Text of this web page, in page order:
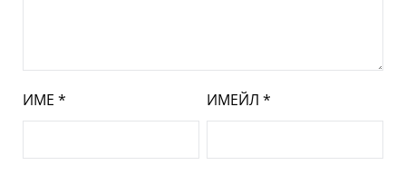
ИМЕ * ИМЕЙЛ *